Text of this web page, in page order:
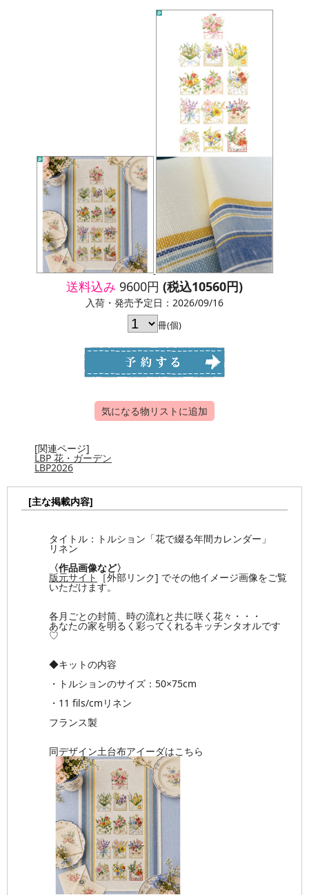
送料込み 9600円 (税込10560円)
入荷・発売予定日：2026/09/16
冊(個)
気になる物リストに追加
[関連ページ]
LBP 花・ガーデン
LBP2026
[主な掲載内容]
タイトル：トルション「花で綴る年間カレンダー」
リネン
〈作品画像など〉
版元サイト ［外部リンク] でその他イメージ画像をご覧
いただけます。
各月ごとの封筒、時の流れと共に咲く花々・・・
あなたの家を明るく彩ってくれるキッチンタオルです
♡
◆キットの内容
・トルションのサイズ：50×75cm
・11 fils/cmリネン
フランス製
同デザイン土台布アイーダはこちら